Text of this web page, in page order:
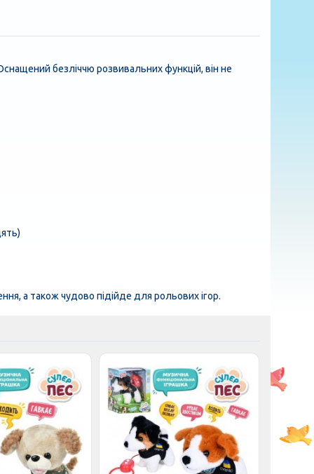
безліччю розвивальних функцій, він не
а також чудово підійде для рольових ігор.